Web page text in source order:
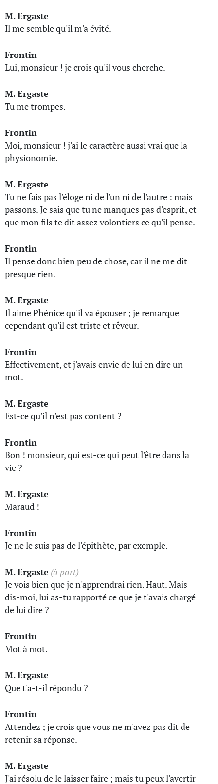
M. Ergaste
Il me semble qu'il m'a évité.
Frontin
Lui, monsieur ! je crois qu'il vous cherche.
M. Ergaste
Tu me trompes.
Frontin
Moi, monsieur ! j'ai le caractère aussi vrai que la
physionomie.
M. Ergaste
Tu ne fais pas l'éloge ni de l'un ni de l'autre : mais
passons. Je sais que tu ne manques pas d'esprit, et
que mon fils te dit assez volontiers ce qu'il pense.
Frontin
Il pense donc bien peu de chose, car il ne me dit
presque rien.
M. Ergaste
Il aime Phénice qu'il va épouser ; je remarque
cependant qu'il est triste et rêveur.
Frontin
Effectivement, et j'avais envie de lui en dire un
mot.
M. Ergaste
Est-ce qu'il n'est pas content ?
Frontin
Bon ! monsieur, qui est-ce qui peut l'être dans la
vie ?
M. Ergaste
Maraud !
Frontin
Je ne le suis pas de l'épithète, par exemple.
M. Ergaste (à part)
Je vois bien que je n'apprendrai rien. Haut. Mais
dis-moi, lui as-tu rapporté ce que je t'avais chargé
de lui dire ?
Frontin
Mot à mot.
M. Ergaste
Que t'a-t-il répondu ?
Frontin
Attendez ; je crois que vous ne m'avez pas dit de
retenir sa réponse.
M. Ergaste
J'ai résolu de le laisser faire ; mais tu peux l'avertir